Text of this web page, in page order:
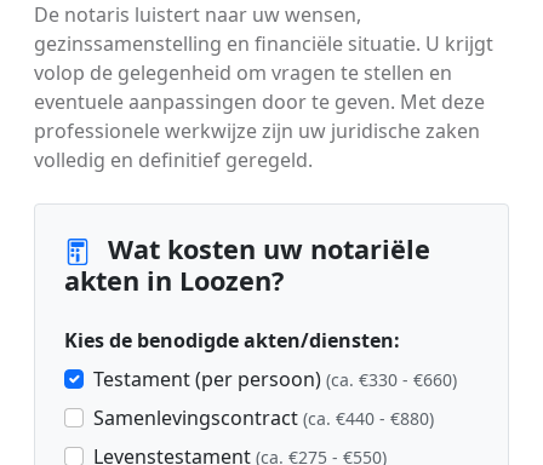
De notaris luistert naar uw wensen,
gezinssamenstelling en financiële situatie. U krijgt
volop de gelegenheid om vragen te stellen en
eventuele aanpassingen door te geven. Met deze
professionele werkwijze zijn uw juridische zaken
volledig en definitief geregeld.
Wat kosten uw notariële
akten in Loozen?
Kies de benodigde akten/diensten:
Testament (per persoon) (ca. €330 - €660)
Samenlevingscontract (ca. €440 - €880)
Levenstestament (ca. €275 - €550)